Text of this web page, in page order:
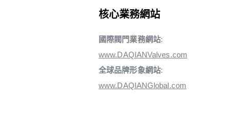
核心業務網站
國際閥門業務網站:
www.DAQIANValves.com
全球品牌形象網站:
www.DAQIANGlobal.com